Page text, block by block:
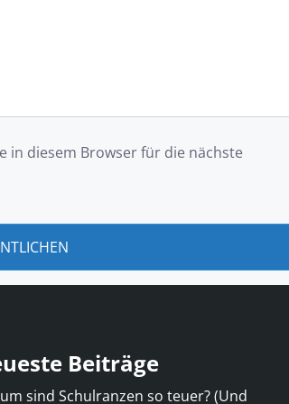
in diesem Browser für die nächste
Beiträge
sind Schulranzen so teuer? (Und